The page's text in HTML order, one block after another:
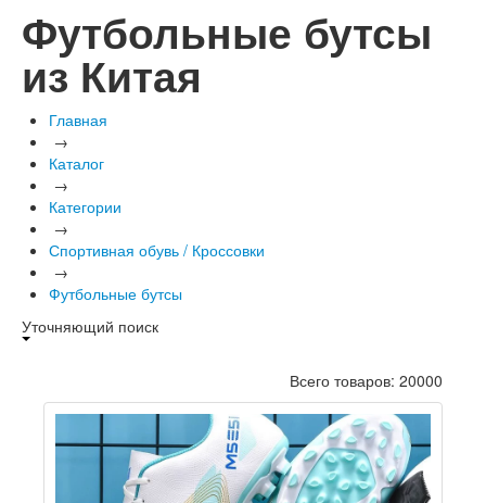
Футбольные бутсы
из Китая
Главная
→
Каталог
→
Категории
→
Спортивная обувь / Кроссовки
→
Футбольные бутсы
Уточняющий поиск
Всего товаров: 20000